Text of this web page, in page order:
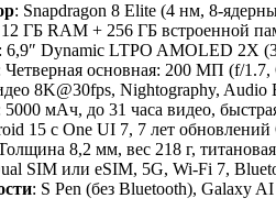
: Snapdragon 8 Elite (4 нм, 8-
ГБ RAM + 256 ГБ встроенной
: 6,9″ Dynamic LTPO AMOLED 2X
Четверная основная: 200 МП (f/
8K@30fps, Nightography, Audio
5000 мАч, до 31 часа видео,
15 с One UI 7, 7 лет
8,2 мм, вес 218 г,
SIM или eSIM, 5G, Wi-Fi 7,
: S Pen (без Bluetooth), Galaxy